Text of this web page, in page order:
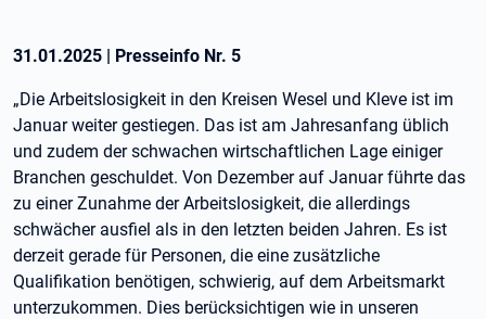
31.01.2025 | Presseinfo Nr. 5
„Die Arbeitslosigkeit in den Kreisen Wesel und Kleve ist im
Januar weiter gestiegen. Das ist am Jahresanfang üblich
und zudem der schwachen wirtschaftlichen Lage einiger
Branchen geschuldet. Von Dezember auf Januar führte das
zu einer Zunahme der Arbeitslosigkeit, die allerdings
schwächer ausfiel als in den letzten beiden Jahren. Es ist
derzeit gerade für Personen, die eine zusätzliche
Qualifikation benötigen, schwierig, auf dem Arbeitsmarkt
unterzukommen. Dies berücksichtigen wie in unseren